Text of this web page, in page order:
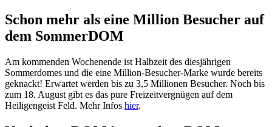
Schon mehr als eine Million Besucher auf
dem SommerDOM
Am kommenden Wochenende ist Halbzeit des diesjährigen
Sommerdomes und die eine Million-Besucher-Marke wurde bereits
geknackt! Erwartet werden bis zu 3,5 Millionen Besucher. Noch bis
zum 18. August gibt es das pure Freizeitvergnügen auf dem
Heiligengeist Feld. Mehr Infos hier.